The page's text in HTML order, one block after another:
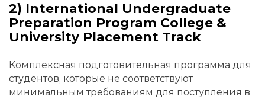
2) International Undergraduate
Preparation Program College &
University Placement Track
Комплексная подготовительная программа для
студентов, которые не соответствуют
минимальным требованиям для поступления в